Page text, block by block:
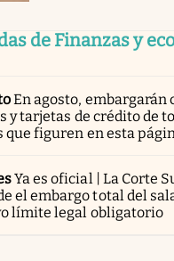
de Finanzas y
En agosto, embargarán
y tarjetas de crédito de
que figuren en esta
Ya es oficial | La Corte
el embargo total del
límite legal obligatorio